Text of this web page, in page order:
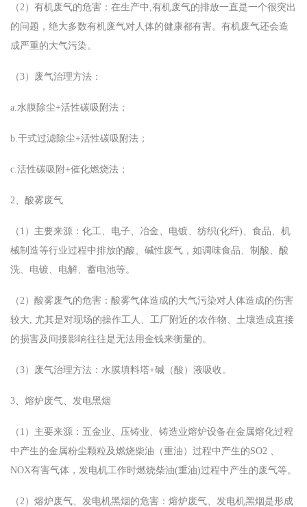
（2）有机废气的危害：在生产中,有机废气的排放一直是一个很突出
的问题，绝大多数有机废气对人体的健康都有害。有机废气还会造
成严重的大气污染。
（3）废气治理方法：
a.水膜除尘+活性碳吸附法；
b.干式过滤除尘+活性碳吸附法；
c.活性碳吸附+催化燃烧法；
2、酸雾废气
（1）主要来源：化工、电子、冶金、电镀、纺织(化纤)、食品、机
械制造等行业过程中排放的酸、碱性废气，如调味食品、制酸、酸
洗、电镀、电解、蓄电池等。
（2）酸雾废气的危害：酸雾气体造成的大气污染对人体造成的伤害
较大, 尤其是对现场的操作工人、工厂附近的农作物、土壤造成直接
的损害及间接影响往往是无法用金钱来衡量的。
（3）废气治理方法：水膜填料塔+碱（酸）液吸收。
3、熔炉废气、发电黑烟
（1）主要来源：五金业、压铸业、铸造业熔炉设备在金属熔化过程
中产生的金属粉尘颗粒及燃烧柴油（重油）过程中产生的SO2 、
NOX有害气体，发电机工作时燃烧柴油(重油)过程中产生的废气等。
（2）熔炉废气、发电机黑烟的危害：熔炉废气、发电机黑烟是形成